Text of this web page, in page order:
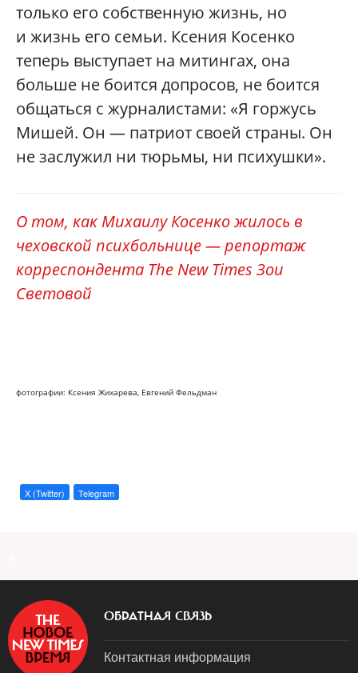
только его собственную жизнь, но
и жизнь его семьи. Ксения Косенко
теперь выступает на митингах, она
больше не боится допросов, не боится
общаться с журналистами: «Я горжусь
Мишей. Он — патриот своей страны. Он
не заслужил ни тюрьмы, ни психушки».
О том, как Михаилу Косенко жилось в
чеховской психбольнице — репортаж
корреспондента The New Times Зои
Световой
фотографии: Ксения Жихарева, Евгений Фельдман
X (Twitter) Telegram
ОБРАТНАЯ СВЯЗЬ
Контактная информация